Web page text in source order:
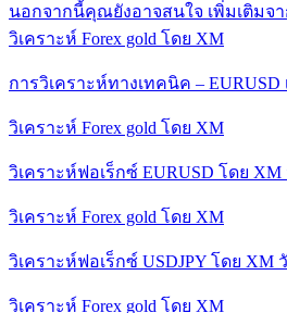
นอกจากนี้คุณยังอาจสนใจ เพิ่มเติมจ
วิเคราะห์ Forex gold โดย XM
การวิเคราะห์ทางเทคนิค –
วิเคราะห์ Forex gold โดย XM
วิเคราะห์ฟอเร็กซ์ EURUSD โดย XM
วิเคราะห์ Forex gold โดย XM
วิเคราะห์ฟอเร็กซ์ USDJPY โดย XM
วิเคราะห์ Forex gold โดย XM